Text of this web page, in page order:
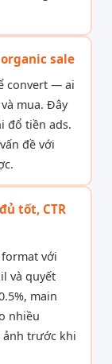
sale
convert — ai
mua. Đây
đổ tiền ads.
đề với
tốt, CTR
với
và quyết
main
nhiều
ảnh trước khi